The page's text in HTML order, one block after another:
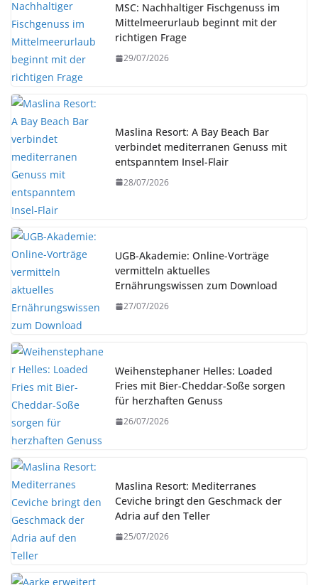
MSC: Nachhaltiger Fischgenuss im
Mittelmeerurlaub beginnt mit der
richtigen Frage
29/07/2026
Maslina Resort: A Bay Beach Bar
verbindet mediterranen Genuss mit
entspanntem Insel-Flair
28/07/2026
UGB-Akademie: Online-Vorträge
vermitteln aktuelles
Ernährungswissen zum Download
27/07/2026
Weihenstephaner Helles: Loaded
Fries mit Bier-Cheddar-Soße sorgen
für herzhaften Genuss
26/07/2026
Maslina Resort: Mediterranes
Ceviche bringt den Geschmack der
Adria auf den Teller
25/07/2026